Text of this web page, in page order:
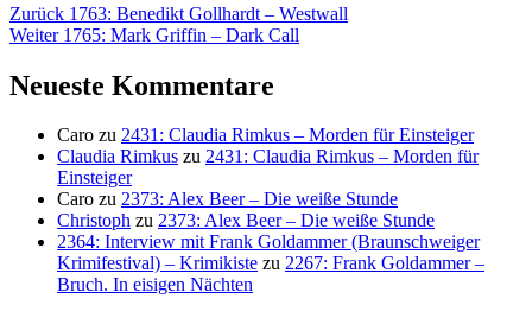
Beitragsnavigation
Zurück Vorheriger
Beitrag:
1763: Benedikt Gollhardt – Westwall
Weiter Nächster
1765: Mark Griffin – Dark Call
Neueste Kommentare
Caro zu 2431: Claudia Rimkus – Morden für Einsteiger
Claudia Rimkus zu 2431: Claudia Rimkus – Morden für
Einsteiger
Caro zu 2373: Alex Beer – Die weiße Stunde
Christoph zu 2373: Alex Beer – Die weiße Stunde
2364: Interview mit Frank Goldammer (Braunschweiger
Krimifestival) – Krimikiste zu 2267: Frank Goldammer –
Bruch. In eisigen Nächten